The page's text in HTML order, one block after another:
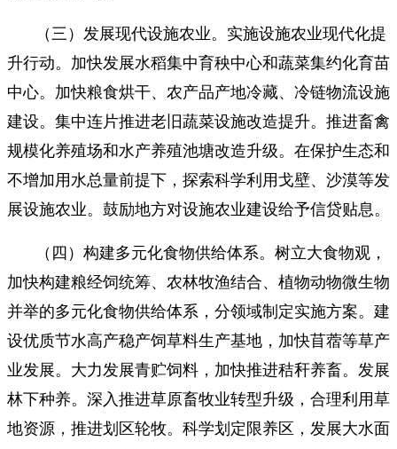
（三）发展现代设施农业。实施设施农业现代化提
升行动。加快发展水稻集中育秧中心和蔬菜集约化育苗
中心。加快粮食烘干、农产品产地冷藏、冷链物流设施
建设。集中连片推进老旧蔬菜设施改造提升。推进畜禽
规模化养殖场和水产养殖池塘改造升级。在保护生态和
不增加用水总量前提下，探索科学利用戈壁、沙漠等发
展设施农业。鼓励地方对设施农业建设给予信贷贴息。
（四）构建多元化食物供给体系。树立大食物观，
加快构建粮经饲统筹、农林牧渔结合、植物动物微生物
并举的多元化食物供给体系，分领域制定实施方案。建
设优质节水高产稳产饲草料生产基地，加快苜蓿等草产
业发展。大力发展青贮饲料，加快推进秸秆养畜。发展
林下种养。深入推进草原畜牧业转型升级，合理利用草
地资源，推进划区轮牧。科学划定限养区，发展大水面